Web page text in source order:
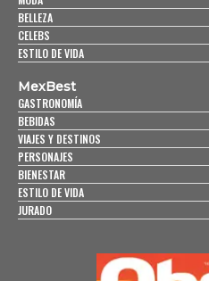
BELLEZA
CELEBS
ESTILO DE VIDA
MexBest
GASTRONOMÍA
BEBIDAS
VIAJES Y DESTINOS
PERSONAJES
BIENESTAR
ESTILO DE VIDA
JURADO